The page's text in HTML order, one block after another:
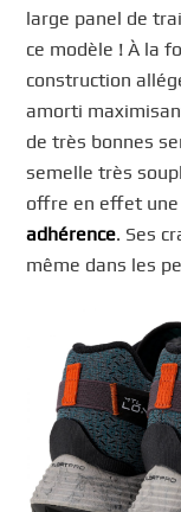
large panel de
ce modèle ! À la
construction
amorti
de très bonnes
semelle très
offre en effet une
adhérence. Ses
même dans les